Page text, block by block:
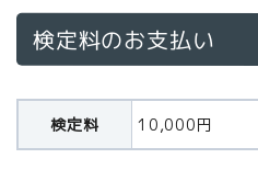
検定料のお支払い
検定料 10,000円